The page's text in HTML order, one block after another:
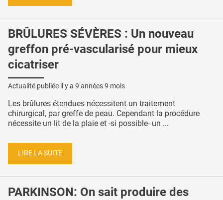
BRÛLURES SÉVÈRES : Un nouveau
greffon pré-vascularisé pour mieux
cicatriser
Actualité publiée il y a 9 années 9 mois
Les brûlures étendues nécessitent un traitement
chirurgical, par greffe de peau. Cependant la procédure
nécessite un lit de la plaie et -si possible- un ...
LIRE LA SUITE
PARKINSON: On sait produire des